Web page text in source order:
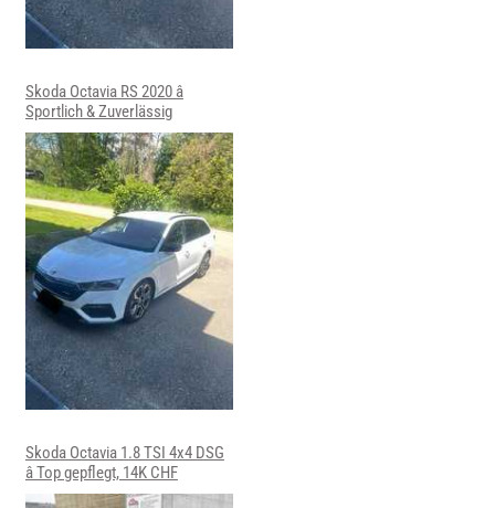
Skoda Octavia RS 2020 â
Sportlich & Zuverlässig
Skoda Octavia 1.8 TSI 4x4 DSG
â Top gepflegt, 14K CHF